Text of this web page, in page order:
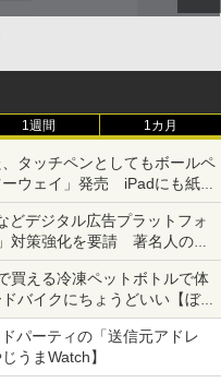
1週間 1カ月
タッチペンとしてもボールペ
ウェイ」発売 iPadにも紙に
どデジタル広告プラットフォ
対策強化を要請 著名人の写
対策として
える冷凍ペットボトルで体
バイクにちょうどいい【ぼっ
時間でなにしてる？】
パーティの「送信元アドレ
うまWatch】